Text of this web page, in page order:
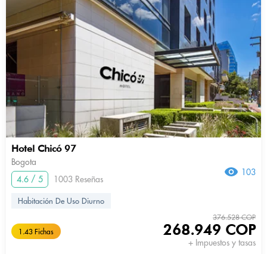
Hotel Chicó 97
Bogota
4.6 / 5
1003 Reseñas
103
Habitación De Uso Diurno
1.43 Fichas
376.528 COP
268.949 COP
+ Impuestos y tasas